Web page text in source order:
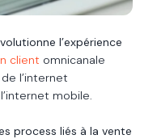
l’expérience
client omnicanale
l’internet
mobile.
process liés à la vente